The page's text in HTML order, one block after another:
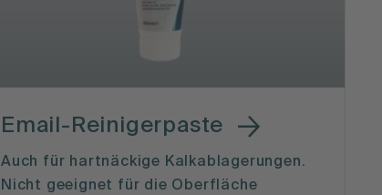
Email-Reinigerpaste
Auch für hartnäckige Kalkablagerungen.
Nicht geeignet für die Oberfläche